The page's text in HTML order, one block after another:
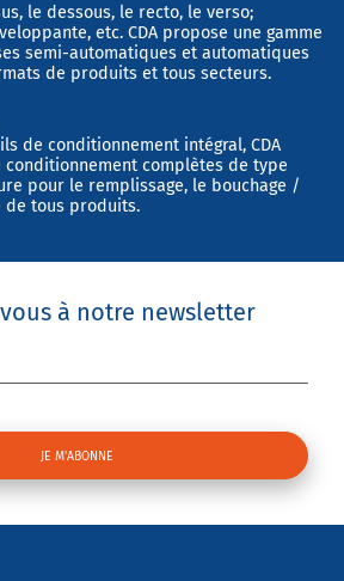
le dessous, le recto, le verso;
etc. CDA propose une gamme
semi-automatiques et automatiques
de produits et tous secteurs.
de conditionnement intégral, CDA
complètes de type
pour le remplissage, le bouchage /
de tous produits.
à notre newsletter